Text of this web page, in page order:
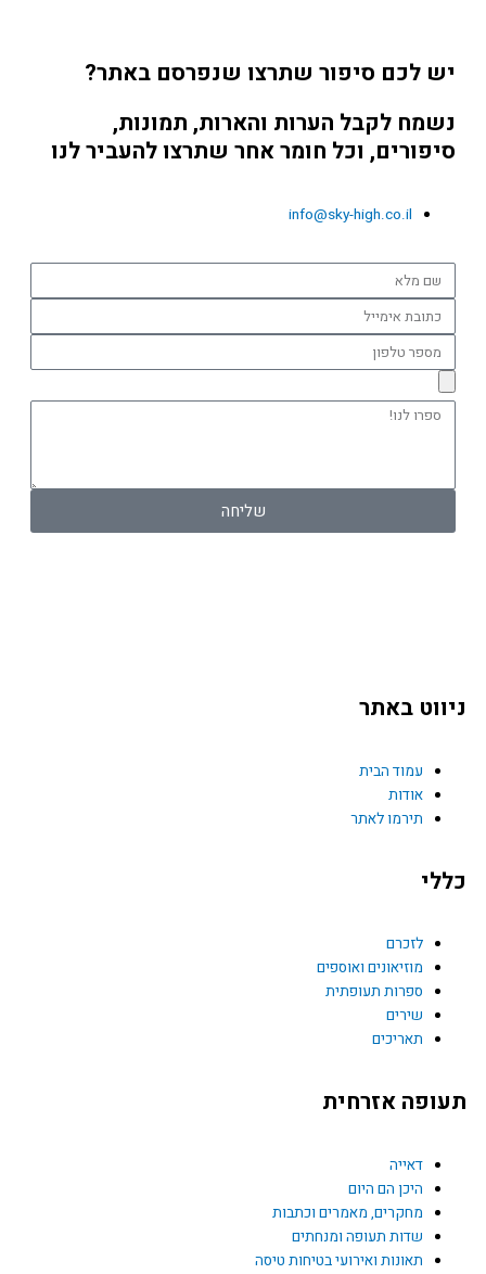
יש לכם סיפור שתרצו שנפרסם באתר?
נשמח לקבל הערות והארות, תמונות,
סיפורים, וכל חומר אחר שתרצו להעביר לנו
info@sky-high.co.il
שם
מלא
כתובת
אימייל
מספר
טלפון
ספרו
שליחה
a
c
e
b
o
o
k
ניווט באתר
עמוד הבית
אודות
תירמו לאתר
כללי
לזכרם
מוזיאונים ואוספים
ספרות תעופתית
שירים
תאריכים
תעופה אזרחית
דאייה
היכן הם היום
מחקרים, מאמרים וכתבות
שדות תעופה ומנחתים
תאונות ואירועי בטיחות טיסה